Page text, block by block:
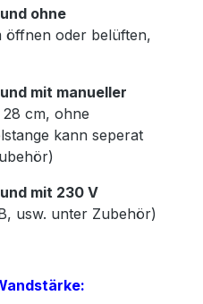
ohne
öffnen oder belüften,
mit manueller
cm, ohne
kann seperat
mit 230 V
usw. unter Zubehör)